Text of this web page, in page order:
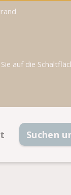
auf die
Suchen